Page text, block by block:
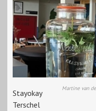
Martine van
Stayokay
Terschel